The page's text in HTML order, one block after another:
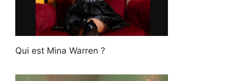
Qui est Mina Warren ?